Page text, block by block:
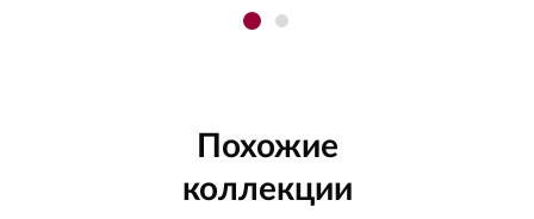
Похожие
коллекции